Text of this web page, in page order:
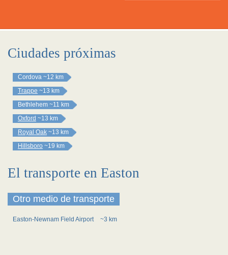
Ciudades próximas
Cordova ~12 km
Trappe ~13 km
Bethlehem ~11 km
Oxford ~13 km
Royal Oak ~13 km
Hillsboro ~19 km
El transporte en Easton
Otro medio de transporte
Easton-Newnam Field Airport ~3 km